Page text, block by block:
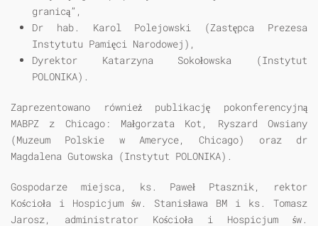
granicą”,
Dr hab. Karol Polejowski (Zastępca Prezesa
Instytutu Pamięci Narodowej),
Dyrektor Katarzyna Sokołowska (Instytut
POLONIKA).
Zaprezentowano również publikację pokonferencyjną
MABPZ z Chicago: Małgorzata Kot, Ryszard Owsiany
(Muzeum Polskie w Ameryce, Chicago) oraz dr
Magdalena Gutowska (Instytut POLONIKA).
Gospodarze miejsca, ks. Paweł Ptasznik, rektor
Kościoła i Hospicjum św. Stanisława BM i ks. Tomasz
Jarosz, administrator Kościoła i Hospicjum św.